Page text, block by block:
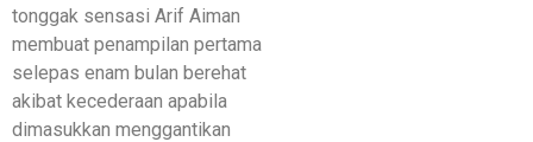
tonggak sensasi Arif Aiman
membuat penampilan pertama
selepas enam bulan berehat
akibat kecederaan apabila
dimasukkan menggantikan